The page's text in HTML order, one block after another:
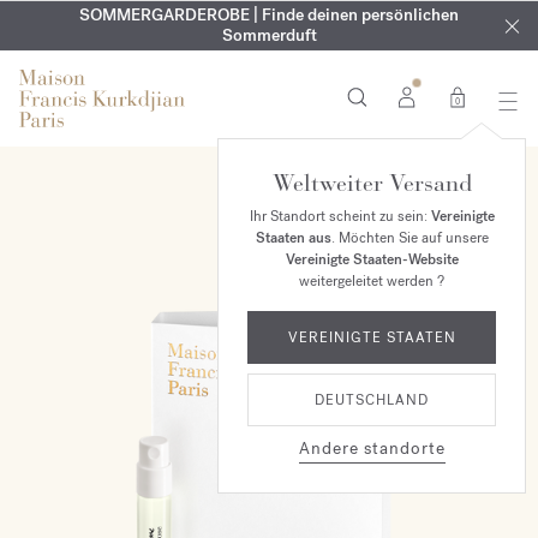
EXKLUSIV | Erhalten Sie OUD velvet moodin Ihrer Bestellung*
KOSTENLOSE GRAVUR | Auf alle Düfte und Körperöle bis zum
9. August
SOMMERGARDEROBE | Finde deinen persönlichen
Sommerduft
0
Weltweiter Versand
Ihr Standort scheint zu sein: Vereinigte
Staaten aus. Möchten Sie auf unsere
Vereinigte Staaten-Website
weitergeleitet werden ?
VEREINIGTE STAATEN
DEUTSCHLAND
Andere standorte